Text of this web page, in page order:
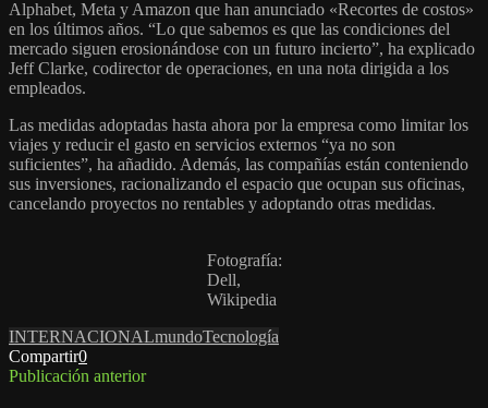
Alphabet, Meta y Amazon que han anunciado «Recortes de costos»
en los últimos años. “Lo que sabemos es que las condiciones del
mercado siguen erosionándose con un futuro incierto”, ha explicado
Jeff Clarke, codirector de operaciones, en una nota dirigida a los
empleados.
Las medidas adoptadas hasta ahora por la empresa como limitar los
viajes y reducir el gasto en servicios externos “ya no son
suficientes”, ha añadido. Además, las compañías están conteniendo
sus inversiones, racionalizando el espacio que ocupan sus oficinas,
cancelando proyectos no rentables y adoptando otras medidas.
Fotografía:
Dell,
Wikipedia
INTERNACIONALmundoTecnología
Compartir0
Publicación anterior